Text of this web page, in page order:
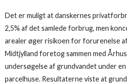
Det er muligt at danskernes
2,5% af det samlede forbrug, men
arealer øger risikoen for forurenelse
Midtjylland foretog sammen med
undersøgelse af grundvandet under
parcelhuse. Resultaterne viste at